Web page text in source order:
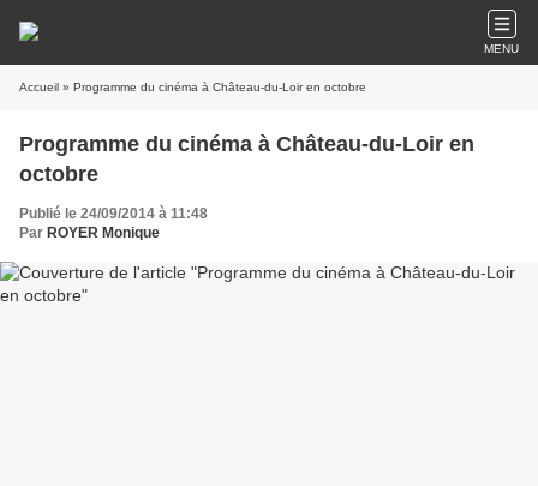
MENU
Accueil » Programme du cinéma à Château-du-Loir en octobre
Programme du cinéma à Château-du-Loir en
octobre
Publié le 24/09/2014 à 11:48
Par ROYER Monique